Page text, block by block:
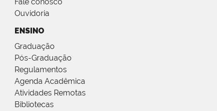
Ouvidoria
ENSINO
Graduação
Pós-Graduação
Regulamentos
Agenda Acadêmica
Atividades Remotas
Bibliotecas